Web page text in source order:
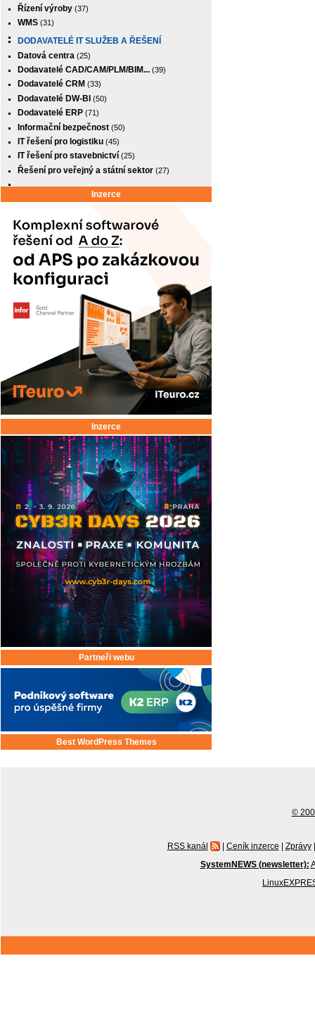
Řízení výroby (37)
WMS (31)
DODAVATELÉ IT SLUŽEB A ŘEŠENÍ
Datová centra (25)
Dodavatelé CAD/CAM/PLM/BIM... (39)
Dodavatelé CRM (33)
Dodavatelé DW-BI (50)
Dodavatelé ERP (71)
Informační bezpečnost (50)
IT řešení pro logistiku (45)
IT řešení pro stavebnictví (25)
Řešení pro veřejný a státní sektor (27)
Inzerce
Inzerce
Partneři webu
Best WordPress Themes
©
RSS kanál | Ceník inzerce | Zprávy |
SystemNEWS (newsletter):